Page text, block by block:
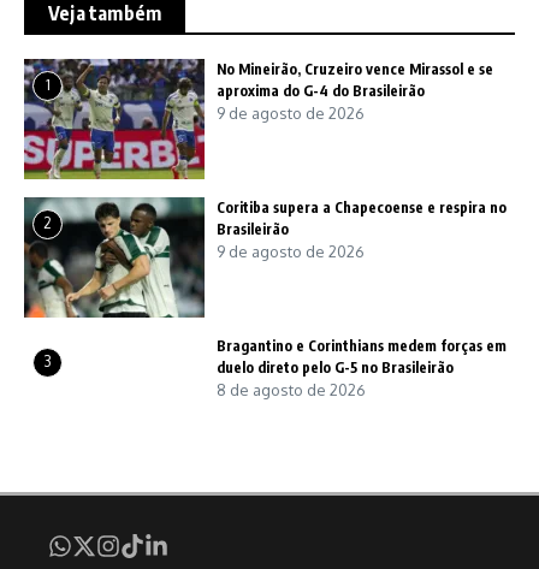
Veja também
1
No Mineirão, Cruzeiro vence Mirassol e se
aproxima do G-4 do Brasileirão
9 de agosto de 2026
2
Coritiba supera a Chapecoense e respira no
Brasileirão
9 de agosto de 2026
3
Bragantino e Corinthians medem forças em
duelo direto pelo G-5 no Brasileirão
8 de agosto de 2026